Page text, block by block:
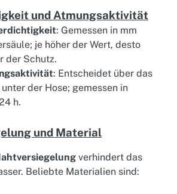
und Atmungsaktivität
: Gemessen in mm
je höher der Wert, desto
der Schutz.
: Entscheidet über das
der Hose; gemessen in
h.
und Material
verhindert das
Beliebte Materialien sind: